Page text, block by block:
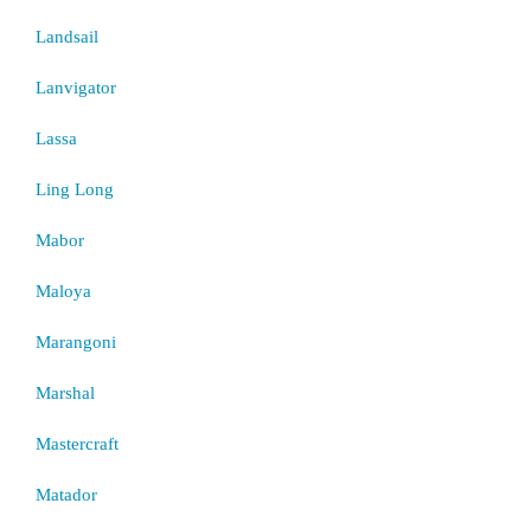
Landsail
Lanvigator
Lassa
Ling Long
Mabor
Maloya
Marangoni
Marshal
Mastercraft
Matador